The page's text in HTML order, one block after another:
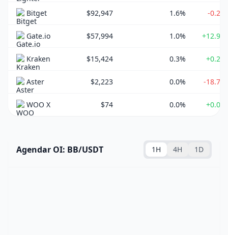
Bitget $92,947 1.6% -
Gate.io $57,994 1.0%
Kraken $15,424 0.3%
Aster $2,223 0.0% -
WOO X $74 0.0%
Agendar OI: BB/USDT 1H 4H 1D